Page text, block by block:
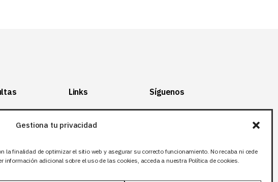
Gestiona tu privacidad
la finalidad de optimizar el sitio web y asegurar su correcto funcionamiento. No recaba ni cede
información adicional sobre el uso de las cookies, acceda a nuestra Política de cookies.
28 88
Links
Mapa del Sitio
Aviso legal
privacidad
Síguenos
Facebook
LinkedIn